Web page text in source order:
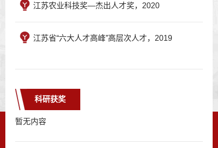
江苏农业科技奖—杰出人才奖，2020
江苏省“六大人才高峰”高层次人才，2019
科研获奖
暂无内容